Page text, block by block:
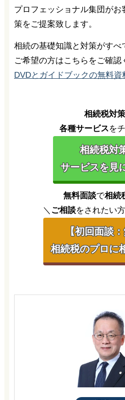
プロフェッショナル集団がお
策をご提案致します。
相続の基礎知識と対策がすべ
ご希望の方はこちらをご確認
DVDとガイドブックの無料
相続税対策
各種サービスを
相続税対
サービスを見
無料面談で相続
＼ ご相談をされたい
【初回面談：
相続税のプロに